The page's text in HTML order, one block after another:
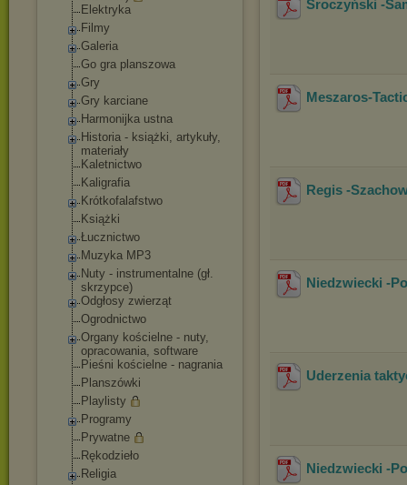
Elektryka
Filmy
Galeria
Go gra planszowa
Gry
Gry karciane
Harmonijka ustna
Historia - książki, artykuły,
materiały
Kaletnictwo
Kaligrafia
Krótkofalafstwo
Książki
Łucznictwo
Muzyka MP3
Nuty - instrumentalne (gł.
skrzypce)
Odgłosy zwierząt
Ogrodnictwo
Organy kościelne - nuty,
opracowania, software
Pieśni kościelne - nagrania
Planszówki
Playlisty
Programy
Prywatne
Rękodzieło
Religia
Sroczyński -
Meszaros-
Regis -
Niedzwiecki -
Uderzenia
Niedzwiecki -